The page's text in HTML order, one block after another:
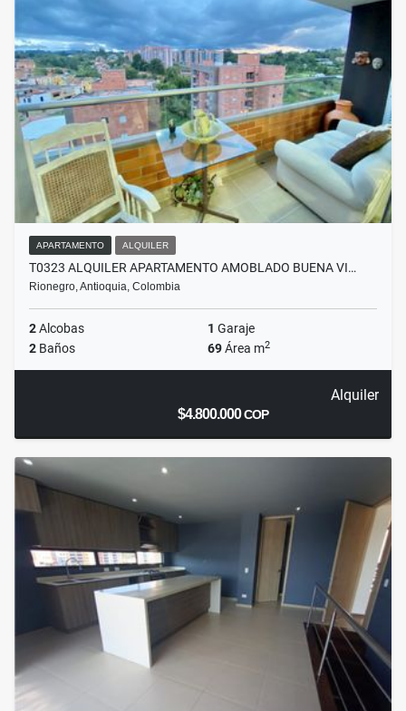
APARTAMENTO ALQUILER
T0323 ALQUILER APARTAMENTO AMOBLADO BUENA VI…
Rionegro, Antioquia, Colombia
2Alcobas 1 Garaje
2 Baños 69Área m2
Alquiler
$4.800.000COP